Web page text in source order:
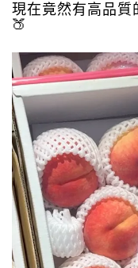
現在竟然有高品質
🍑